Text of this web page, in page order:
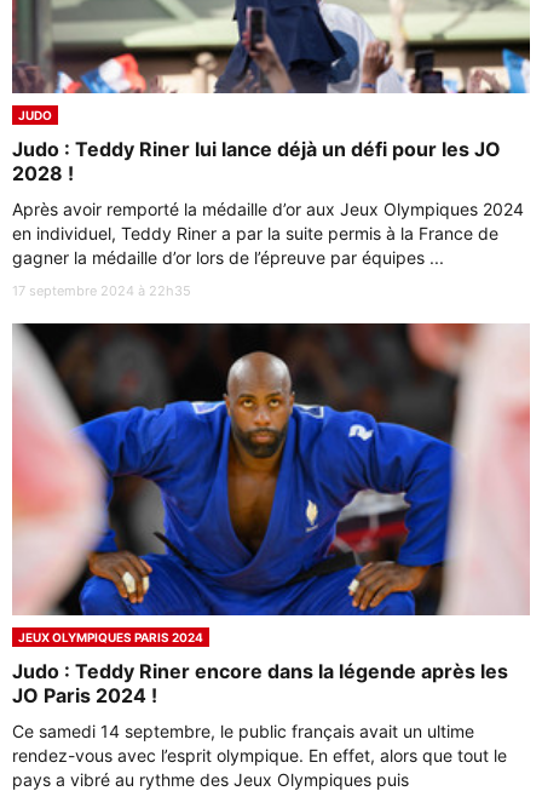
JUDO
Judo : Teddy Riner lui lance déjà un défi pour les JO
2028 !
Après avoir remporté la médaille d’or aux Jeux Olympiques 2024
en individuel, Teddy Riner a par la suite permis à la France de
gagner la médaille d’or lors de l’épreuve par équipes ...
17 septembre 2024 à 22h35
JEUX OLYMPIQUES PARIS 2024
Judo : Teddy Riner encore dans la légende après les
JO Paris 2024 !
Ce samedi 14 septembre, le public français avait un ultime
rendez-vous avec l’esprit olympique. En effet, alors que tout le
pays a vibré au rythme des Jeux Olympiques puis